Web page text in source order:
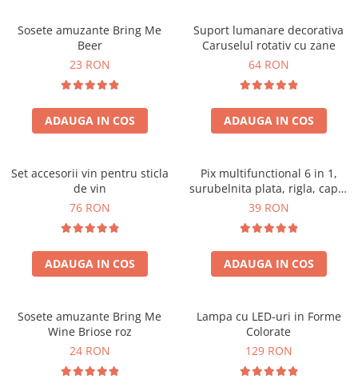
Sosete amuzante Bring Me
Beer
23 RON
ADAUGA IN COS
Suport lumanare decorativa
Caruselul rotativ cu zane
64 RON
ADAUGA IN COS
Set accesorii vin pentru sticla
de vin
76 RON
ADAUGA IN COS
Pix multifunctional 6 in 1,
surubelnita plata, rigla, capat
touchscreen, nivela cu bula
39 RON
ADAUGA IN COS
Sosete amuzante Bring Me
Wine Briose roz
24 RON
Lampa cu LED-uri in Forme
Colorate
129 RON